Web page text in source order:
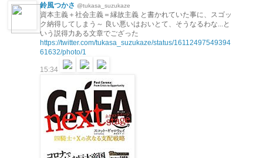
鈴風つかさ @tukasa_suzukaze
資本主義＋社会主義＝縁故主義 と書かれていた事に、スゴッ
ク納得してしまう～ 良い悪いはおいとて、そうなるわな...と
いう説得力ある文章でござった
https://twitter.com/tukasa_suzukaze/status/16112497549394
61632/photo/1
15:34